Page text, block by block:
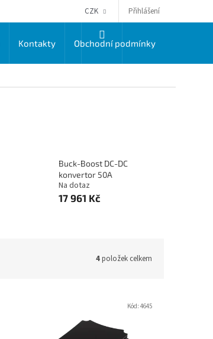
CZK Přihlášení
Kontakty Obchodní podmínky
Buck-Boost DC-DC
konvertor 50A
Na dotaz
17 961 Kč
4položek celkem
Kód: 4645